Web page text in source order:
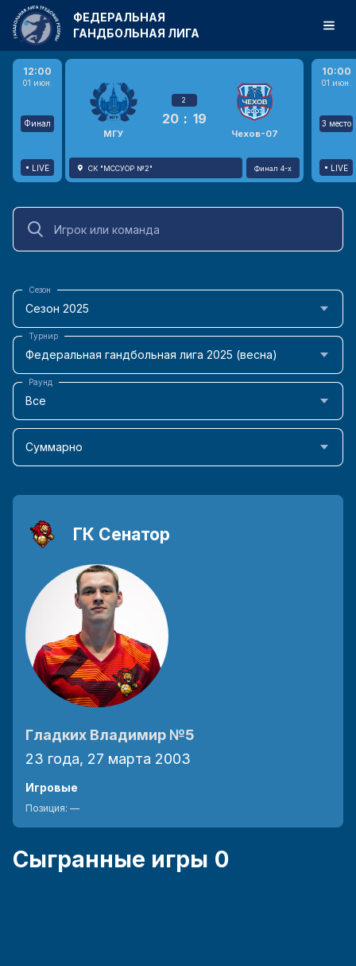
12:00
01 июн.
Финал
LIVE
МГУ
2
20 : 19
Чехов-07
СК "МССУОР №2" Финал 4-х
10:00
01 июн.
3 место
LIVE
ФЕДЕРАЛЬНАЯ
ГАНДБОЛЬНАЯ ЛИГА
Сезон 2025
Сезон
Федеральная гандбольная лига 2025 (весна)
Турнир
Все
Раунд
Суммарно
ГК Сенатор
Гладких Владимир №5
23 года, 27 марта 2003
Игровые
Позиция: —
Сыгранные игры 0